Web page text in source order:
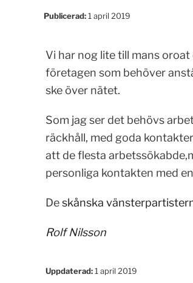
Publicerad:1 april 2019
Vi har nog lite till mans
företagen som behöver
ske över nätet.
Som jag ser det behövs
räckhåll, med goda
att de flesta
personliga kontakten med
Deskånska
Rolf Nilsson
Uppdaterad:1 april 2019